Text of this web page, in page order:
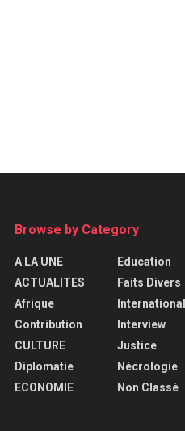
Browse by Category
A LA UNE
ACTUALITES
Afrique
Contribution
CULTURE
Diplomatie
ECONOMIE
Education
Faits Divers
International
Interview
Justice
Nécrologie
Non Classé